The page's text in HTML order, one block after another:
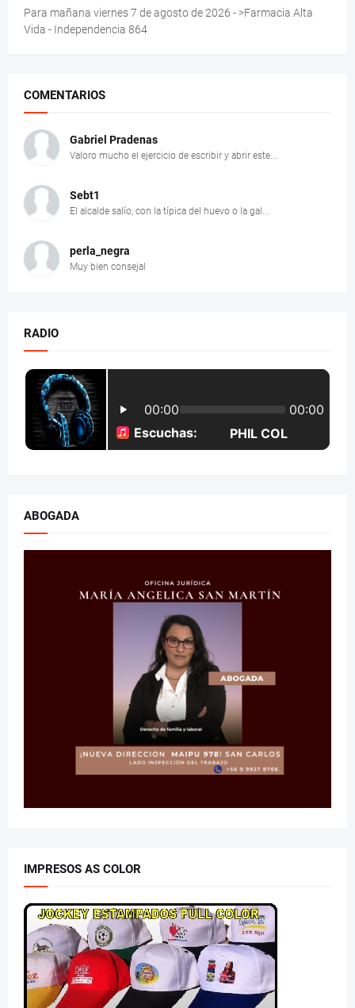
Para mañana viernes 7 de agosto de 2026 - >Farmacia Alta
Vida - Independencia 864
COMENTARIOS
Gabriel Pradenas
Valoro mucho el ejercicio de escribir y abrir este...
Sebt1
El alcalde salío, con la típica del huevo o la gal...
perla_negra
Muy bien consejal
RADIO
ABOGADA
IMPRESOS AS COLOR